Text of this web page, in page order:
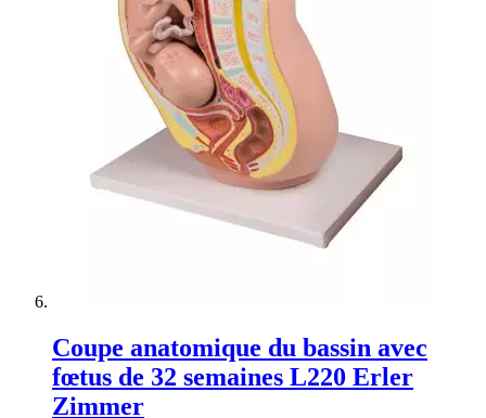
Coupe anatomique du bassin avec
fœtus de 32 semaines L220 Erler
Zimmer